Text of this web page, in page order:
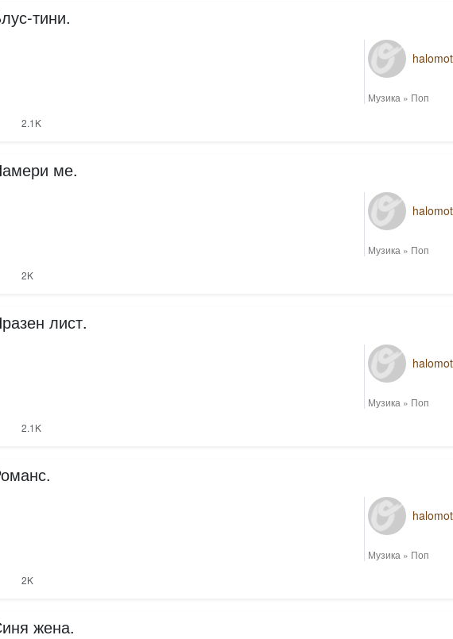
тини.
Музика » Поп
2.1K
ме.
Музика » Поп
2K
лист.
Музика » Поп
2.1K
Музика » Поп
2K
жена.